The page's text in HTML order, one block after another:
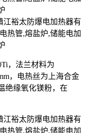
，法兰材料为
，电热丝为上海合金
绝缘氧化镁粉，在